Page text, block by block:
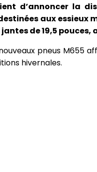
d’annoncer la
aux
de 19,5 pouces,
pneus M655
hivernales.